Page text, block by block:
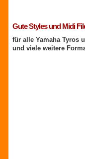
Gute Styles und Midi
für alle Yamaha Tyros
und viele weitere